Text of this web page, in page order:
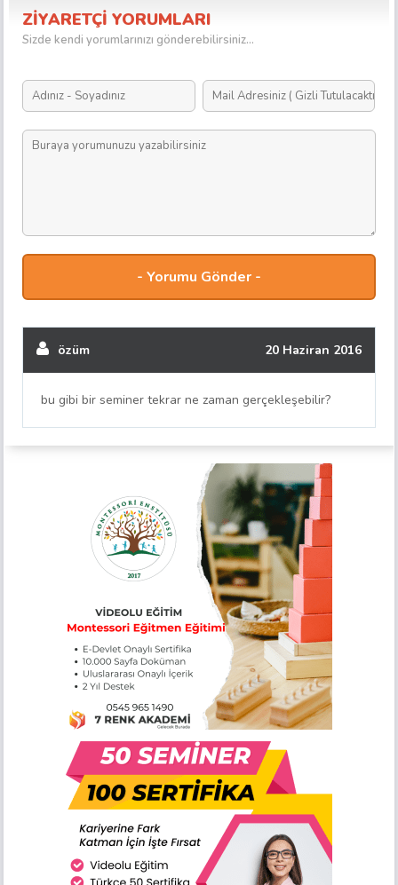
ZİYARETÇİ YORUMLARI
Sizde kendi yorumlarınızı gönderebilirsiniz...
özüm 20 Haziran 2016
bu gibi bir seminer tekrar ne zaman gerçekleşebilir?